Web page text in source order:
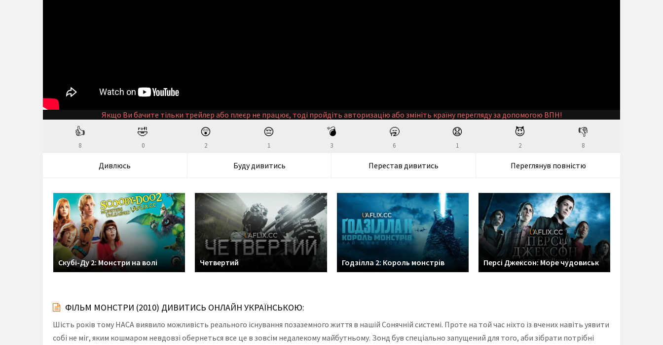
Якщо Ви бачите тільки трейлер або плеєр не працює, тоді пройдіть авторизацію або змініть країну перегляду за допомогою ВПН!
👍
8
🤣
0
😲
2
😔
1
💣
3
🥱
6
😧
1
😈
2
👎
8
Дивлюсь Буду дивитись Перестав дивитись Переглянув повністю
Скубі-Ду 2: Монстри на волі Четвертий Годзілла 2: Король монстрів Персі Джексон: Море чудовиськ
ФІЛЬМ МОНСТРИ (2010) ДИВИТИСЬ ОНЛАЙН УКРАЇНСЬКОЮ:
Шість років тому НАСА виявило можливість реального існування позаземного життя в нашій Сонячній системі. Проте на той час ніхто із вчених навіть уявити
собі не міг, яким кошмаром невдовзі обернеться все це в зовсім недалекому майбутньому. Зонд був спеціально запущений для того, аби зібрати потрібні